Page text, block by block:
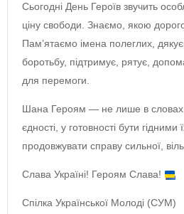
Сьогодні День Героїв звучить
ціну свободи. Знаємо, якою
Пам’ятаємо імена полеглих,
боротьбу, підтримує, рятує,
для перемоги.
Шана Героям — не лише в словах.
єдності, у готовності бути гідними
продовжувати справу сильної,
Слава Україні! Героям Слава!
Спілка Української Молоді (СУМ)